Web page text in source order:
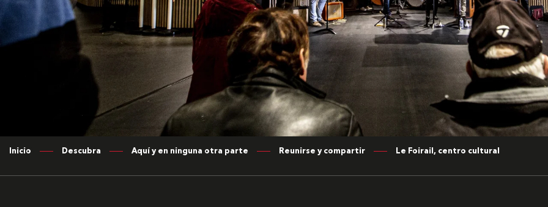
Inicio Descubra Aquí y en ninguna otra parte Reunirse y compartir Le Foirail, centro cultural